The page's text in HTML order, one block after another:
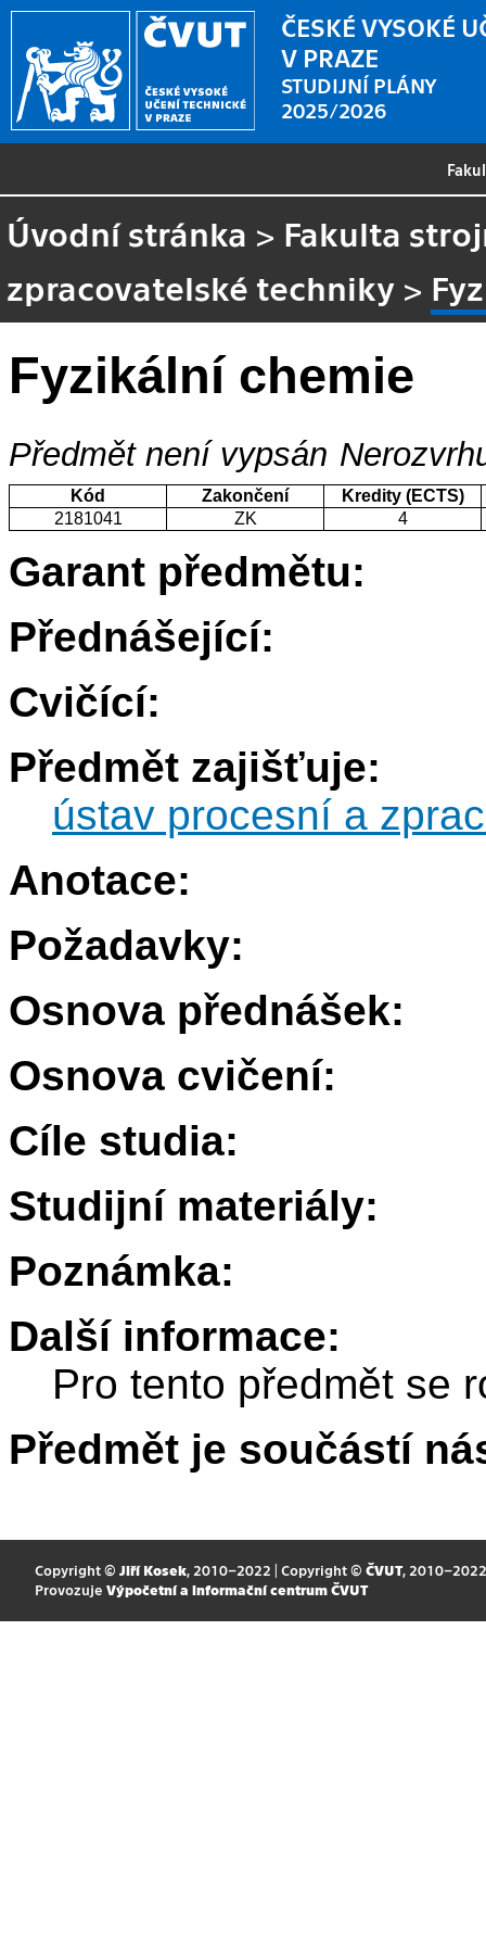
ČESKÉ VYSOKÉ
V PRAZE
STUDIJNÍ PLÁNY
2025/2026
Úvodní stránka > Fakulta
zpracovatelské techniky >
Fyzikální chemie
Předmět není vypsán
Kód Zakončení
Kredity (ECTS)
2181041
ZK 4
Garant předmětu:
Přednášející:
Cvičící:
Předmět zajišťuje:
ústav procesní a
Anotace:
Požadavky:
Osnova přednášek:
Osnova cvičení:
Cíle studia:
Studijní materiály:
Poznámka:
Další informace:
Pro tento předmět se
Předmět je součástí
Copyright © Jiří Kosek, 2010–2022 | Copyright © ČVUT, 2010–2022
Provozuje Výpočetní a informační centrum ČVUT